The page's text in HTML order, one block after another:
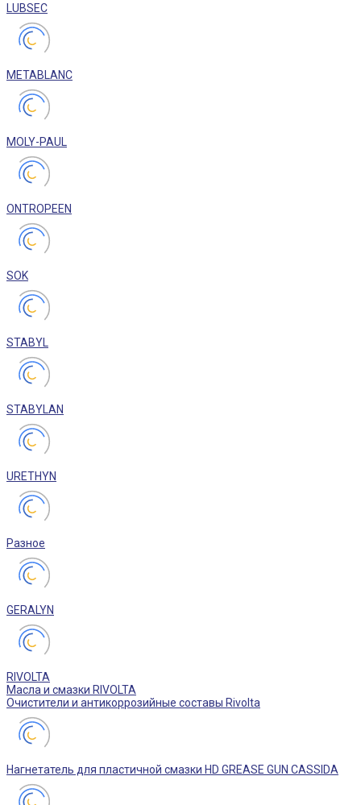
LUBSEC
METABLANC
MOLY-PAUL
ONTROPEEN
SOK
STABYL
STABYLAN
URETHYN
Разное
GERALYN
RIVOLTA
Масла и смазки RIVOLTA
Очистители и антикоррозийные составы Rivolta
Нагнетатель для пластичной смазки HD GREASE GUN CASSIDA